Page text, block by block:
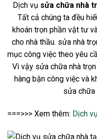
Dịch vụ sửa chữa nhà
Tất cả chúng ta đều
khoán trọn phần vật tư
cho nhà thầu. sửa nhà
mục công việc theo yêu
Vì vậy sửa chữa nhà
hàng bận công việc và
sửa chữa
===>>> Xem thêm: Dịch